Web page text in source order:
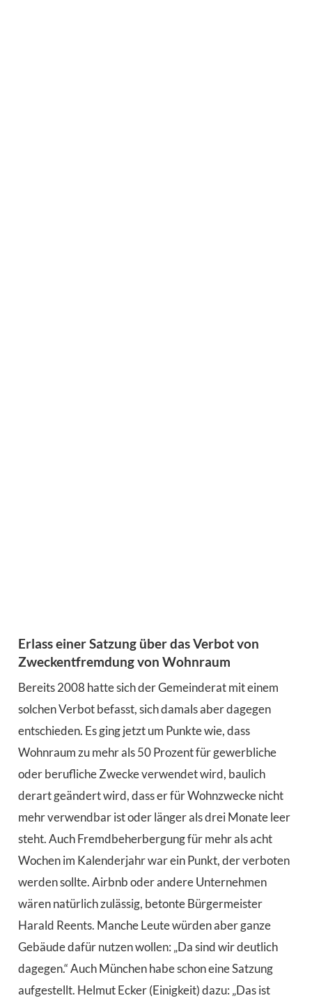
Erlass einer Satzung über das Verbot von
Zweckentfremdung von Wohnraum
Bereits 2008 hatte sich der Gemeinderat mit einem
solchen Verbot befasst, sich damals aber dagegen
entschieden. Es ging jetzt um Punkte wie, dass
Wohnraum zu mehr als 50 Prozent für gewerbliche
oder berufliche Zwecke verwendet wird, baulich
derart geändert wird, dass er für Wohnzwecke nicht
mehr verwendbar ist oder länger als drei Monate leer
steht. Auch Fremdbeherbergung für mehr als acht
Wochen im Kalenderjahr war ein Punkt, der verboten
werden sollte. Airbnb oder andere Unternehmen
wären natürlich zulässig, betonte Bürgermeister
Harald Reents. Manche Leute würden aber ganze
Gebäude dafür nutzen wollen: „Da sind wir deutlich
dagegen.“ Auch München habe schon eine Satzung
aufgestellt. Helmut Ecker (Einigkeit) dazu: „Das ist